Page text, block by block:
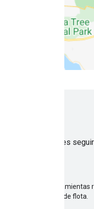
de trabajo, debes
y habilita las
consumidores de flota.